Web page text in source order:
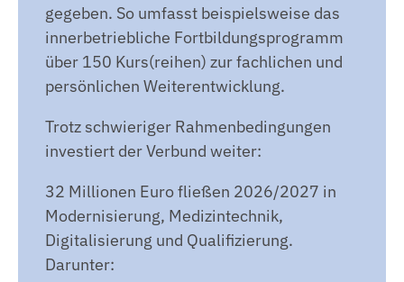
gegeben. So umfasst beispielsweise das
innerbetriebliche Fortbildungsprogramm
über 150 Kurs(reihen) zur fachlichen und
persönlichen Weiterentwicklung.
Trotz schwieriger Rahmenbedingungen
investiert der Verbund weiter:
32 Millionen Euro fließen 2026/2027 in
Modernisierung, Medizintechnik,
Digitalisierung und Qualifizierung.
Darunter: